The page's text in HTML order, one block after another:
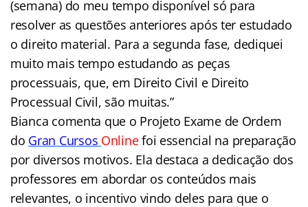
(semana) do meu tempo disponível só para
resolver as questões anteriores após ter estudado
o direito material. Para a segunda fase, dediquei
muito mais tempo estudando as peças
processuais, que, em Direito Civil e Direito
Processual Civil, são muitas.”
Bianca comenta que o Projeto Exame de Ordem
do Gran Cursos Onlinefoi essencial na preparação
por diversos motivos. Ela destaca a dedicação dos
professores em abordar os conteúdos mais
relevantes, o incentivo vindo deles para que o